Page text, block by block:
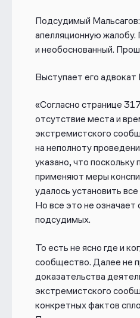
Подсудимый
апелляционную жалобу.
и необоснованный.
Выступает его
«Согласно странице
отсутствие места и
экстремистского
на неполноту
указано, что
применяют меры
удалось установить
Но все это не означает
подсудимых.
То есть не ясно где и
сообщество. Далее не
доказательства
экстремистского
конкретных фактов